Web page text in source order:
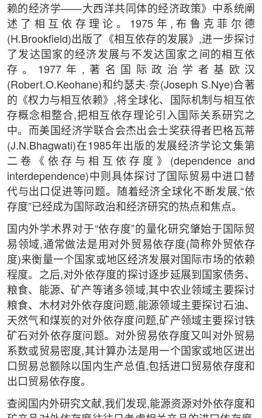
赖的经济学——大西洋共同体的经济政策》中系统阐
述了相互依存理论。1975年,布鲁克菲尔德
(H.Brookfield)出版了《相互依存的发展》,进一步探讨
了发达国家的经济发展与不发达国家之间的相互依
存。1977年,著名国际政治学者基欧汉
(Robert.O.Keohane)和约瑟夫·奈(Joseph S.Nye)合著
的《权力与相互依赖》,将全球化、国际机制与相互依
存概念相整合,把相互依存理论引入国际关系研究之
中。而美国经济学联合会杰出会士奖获得者巴格瓦蒂
(J.N.Bhagwati)在1985年出版的发展经济学论文集第
二卷《依存与相互依存度》(dependence and
interdependence)中则具体探讨了国际贸易中进口替
代与出口促进等问题。随着经济全球化不断发展,“依
存度”已经成为国际政治和经济研究的热点和焦点。
国内外学术界对于“依存度”的量化研究肇始于国际贸
易领域,通常做法是用对外贸易依存度(简称外贸依存
度)来衡量一个国家或地区经济发展对国际市场的依赖
程度。之后,对外依存度的探讨逐步延展到国家债务、
粮食、能源、矿产等诸多领域,其中农业领域主要探讨
粮食、木材对外依存度问题,能源领域主要探讨石油、
天然气和煤炭的对外依存度问题,矿产领域主要探讨铁
矿石对外依存度问题。对外贸易依存度又叫对外贸易
系数或贸易密度,其计算办法是用一个国家或地区进出
口贸易总额除以国内生产总值,包括进口贸易依存度和
出口贸易依存度。
查阅国内外研究文献,我们发现,能源资源对外依存度和